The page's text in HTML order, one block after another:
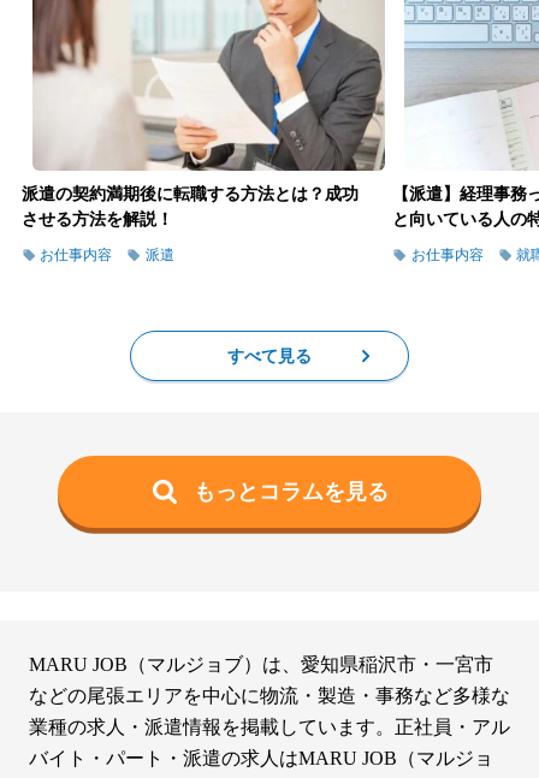
派遣の契約満期後に転職する方法とは？成功
させる方法を解説！
お仕事内容 派遣
【派遣】経理事務
と向いている人の
お仕事内容 就
すべて見る
もっとコラムを見る
MARU JOB（マルジョブ）は、愛知県稲沢市・一宮市
などの尾張エリアを中心に物流・製造・事務など多様な
業種の求人・派遣情報を掲載しています。正社員・アル
バイト・パート・派遣の求人はMARU JOB（マルジョ